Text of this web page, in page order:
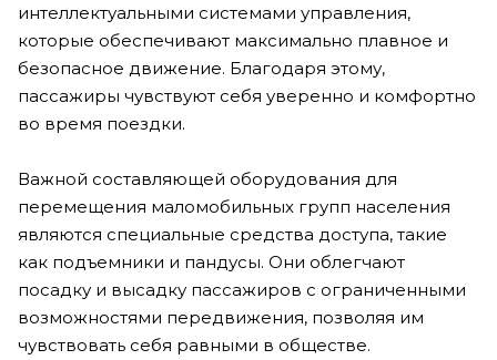
интеллектуальными системами управления,
которые обеспечивают максимально плавное и
безопасное движение. Благодаря этому,
пассажиры чувствуют себя уверенно и комфортно
во время поездки.
Важной составляющей оборудования для
перемещения маломобильных групп населения
являются специальные средства доступа, такие
как подъемники и пандусы. Они облегчают
посадку и высадку пассажиров с ограниченными
возможностями передвижения, позволяя им
чувствовать себя равными в обществе.